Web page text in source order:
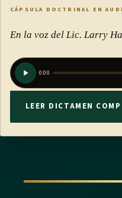
CÁPSULA DOCTRINAL EN
En la voz del Lic. Larry
0:00
LEER DICTAMEN